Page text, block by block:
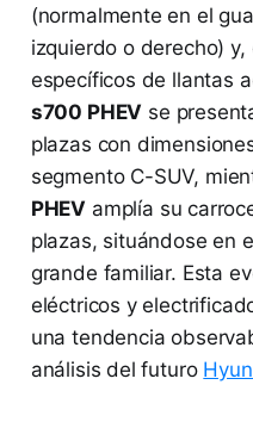
(normalmente en el
izquierdo o derecho)
específicos de llantas
s700 PHEV se
plazas con
segmento C-SUV,
PHEV amplía su
plazas, situándose en
grande familiar. Esta
eléctricos y
una tendencia
análisis del futuro